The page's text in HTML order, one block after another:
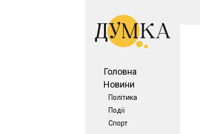
Головна
Новини
Політика
Події
Спорт